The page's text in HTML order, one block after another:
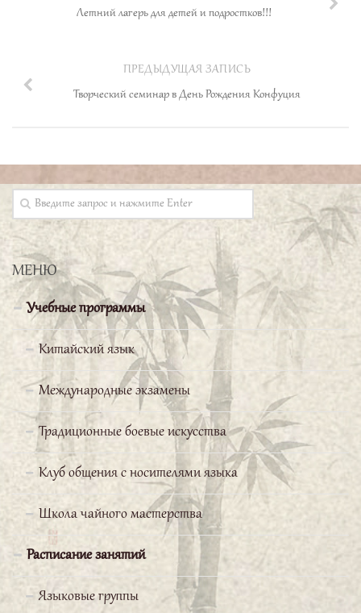
Летний лагерь для детей и подростков!!!
ПРЕДЫДУЩАЯ ЗАПИСЬ
Творческий семинар в День Рождения Конфуция
МЕНЮ
Учебные программы
Китайский язык
Международные экзамены
Традиционные боевые искусства
Клуб общения с носителями языка
Школа чайного мастерства
Расписание занятий
Языковые группы